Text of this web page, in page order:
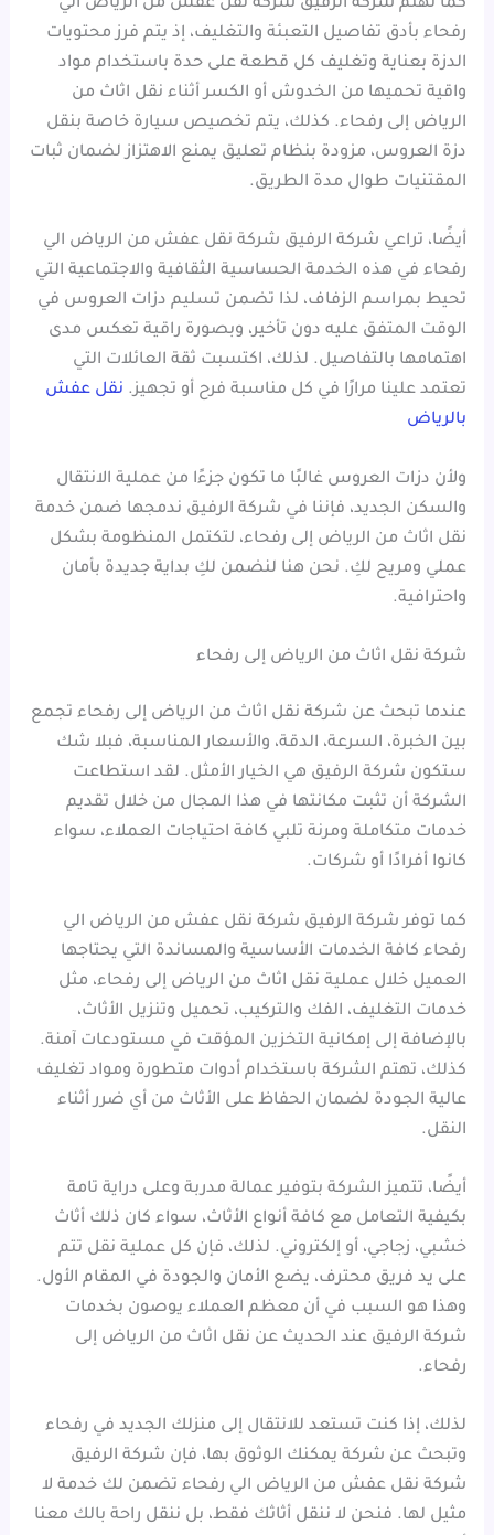
كما تهتم شركة الرفيق شركة نقل عفش من الرياض الي
رفحاء بأدق تفاصيل التعبئة والتغليف، إذ يتم فرز محتويات
الدزة بعناية وتغليف كل قطعة على حدة باستخدام مواد
واقية تحميها من الخدوش أو الكسر أثناء نقل اثاث من
الرياض إلى رفحاء. كذلك، يتم تخصيص سيارة خاصة بنقل
دزة العروس، مزودة بنظام تعليق يمنع الاهتزاز لضمان ثبات
المقتنيات طوال مدة الطريق.
أيضًا، تراعي شركة الرفيق شركة نقل عفش من الرياض الي
رفحاء في هذه الخدمة الحساسية الثقافية والاجتماعية التي
تحيط بمراسم الزفاف، لذا تضمن تسليم دزات العروس في
الوقت المتفق عليه دون تأخير، وبصورة راقية تعكس مدى
اهتمامها بالتفاصيل. لذلك، اكتسبت ثقة العائلات التي
تعتمد علينا مرارًا في كل مناسبة فرح أو تجهيز. نقل عفش
بالرياض
ولأن دزات العروس غالبًا ما تكون جزءًا من عملية الانتقال
والسكن الجديد، فإننا في شركة الرفيق ندمجها ضمن خدمة
نقل اثاث من الرياض إلى رفحاء، لتكتمل المنظومة بشكل
عملي ومريح لكِ. نحن هنا لنضمن لكِ بداية جديدة بأمان
واحترافية.
شركة نقل اثاث من الرياض إلى رفحاء
عندما تبحث عن شركة نقل اثاث من الرياض إلى رفحاء تجمع
بين الخبرة، السرعة، الدقة، والأسعار المناسبة، فبلا شك
ستكون شركة الرفيق هي الخيار الأمثل. لقد استطاعت
الشركة أن تثبت مكانتها في هذا المجال من خلال تقديم
خدمات متكاملة ومرنة تلبي كافة احتياجات العملاء، سواء
كانوا أفرادًا أو شركات.
كما توفر شركة الرفيق شركة نقل عفش من الرياض الي
رفحاء كافة الخدمات الأساسية والمساندة التي يحتاجها
العميل خلال عملية نقل اثاث من الرياض إلى رفحاء، مثل
خدمات التغليف، الفك والتركيب، تحميل وتنزيل الأثاث،
بالإضافة إلى إمكانية التخزين المؤقت في مستودعات آمنة.
كذلك، تهتم الشركة باستخدام أدوات متطورة ومواد تغليف
عالية الجودة لضمان الحفاظ على الأثاث من أي ضرر أثناء
النقل.
أيضًا، تتميز الشركة بتوفير عمالة مدربة وعلى دراية تامة
بكيفية التعامل مع كافة أنواع الأثاث، سواء كان ذلك أثاث
خشبي، زجاجي، أو إلكتروني. لذلك، فإن كل عملية نقل تتم
على يد فريق محترف، يضع الأمان والجودة في المقام الأول.
وهذا هو السبب في أن معظم العملاء يوصون بخدمات
شركة الرفيق عند الحديث عن نقل اثاث من الرياض إلى
رفحاء.
لذلك، إذا كنت تستعد للانتقال إلى منزلك الجديد في رفحاء
وتبحث عن شركة يمكنك الوثوق بها، فإن شركة الرفيق
شركة نقل عفش من الرياض الي رفحاء تضمن لك خدمة لا
مثيل لها. فنحن لا ننقل أثاثك فقط، بل ننقل راحة بالك معنا